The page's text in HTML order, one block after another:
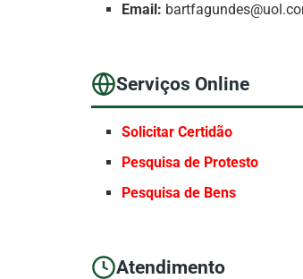
Email:
Serviços Online
Solicitar Certidão
Pesquisa de Protesto
Pesquisa de Bens
Atendimento